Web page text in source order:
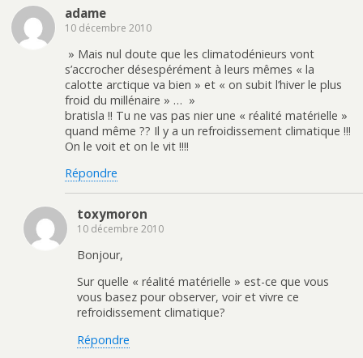
adame
10 décembre 2010
» Mais nul doute que les climatodénieurs vont
s’accrocher désespérément à leurs mêmes « la
calotte arctique va bien » et « on subit l’hiver le plus
froid du millénaire » … »
bratisla !! Tu ne vas pas nier une « réalité matérielle »
quand même ?? Il y a un refroidissement climatique !!!
On le voit et on le vit !!!!
Répondre
toxymoron
10 décembre 2010
Bonjour,
Sur quelle « réalité matérielle » est-ce que vous
vous basez pour observer, voir et vivre ce
refroidissement climatique?
Répondre